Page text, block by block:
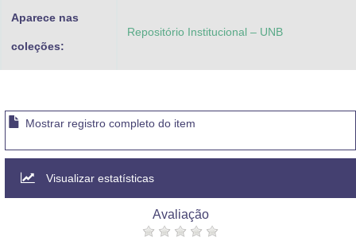
Aparece nas
coleções:
Repositório Institucional – UNB
Mostrar registro completo do item
Visualizar estatísticas
Avaliação